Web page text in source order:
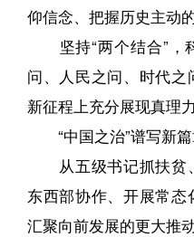
仰信念、把握历史主动
坚持“两个结合”，
问、人民之问、时代
新征程上充分展现真理
“中国之治”谱写新篇
从五级书记抓扶贫
东西部协作、开展常态
汇聚向前发展的更大推动